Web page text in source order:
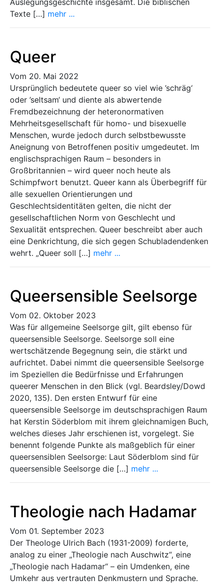
Texte […] mehr ...
Queer
Vom 20. Mai 2022
Ursprünglich bedeutete queer so viel wie ’schräg‘
oder ’seltsam‘ und diente als abwertende
Fremdbezeichnung der heteronormativen
Mehrheitsgesellschaft für homo- und bisexuelle
Menschen, wurde jedoch durch selbstbewusste
Aneignung von Betroffenen positiv umgedeutet. Im
englischsprachigen Raum – besonders in
Großbritannien – wird queer noch heute als
Schimpfwort benutzt. Queer kann als Überbegriff für
alle sexuellen Orientierungen und
Geschlechtsidentitäten gelten, die nicht der
gesellschaftlichen Norm von Geschlecht und
Sexualität entsprechen. Queer beschreibt aber auch
eine Denkrichtung, die sich gegen Schubladendenken
wehrt. „Queer soll […] mehr ...
Queersensible Seelsorge
Vom 02. Oktober 2023
Was für allgemeine Seelsorge gilt, gilt ebenso für
queersensible Seelsorge. Seelsorge soll eine
wertschätzende Begegnung sein, die stärkt und
aufrichtet. Dabei nimmt die queersensible Seelsorge
im Speziellen die Bedürfnisse und Erfahrungen
queerer Menschen in den Blick (vgl. Beardsley/Dowd
2020, 135). Den ersten Entwurf für eine
queersensible Seelsorge im deutschsprachigen Raum
hat Kerstin Söderblom mit ihrem gleichnamigen Buch,
welches dieses Jahr erschienen ist, vorgelegt. Sie
benennt folgende Punkte als maßgeblich für einer
queersensiblen Seelsorge: Laut Söderblom sind für
queersensible Seelsorge die […] mehr ...
Theologie nach Hadamar
Vom 01. September 2023
Der Theologe Ulrich Bach (1931-2009) forderte,
analog zu einer „Theologie nach Auschwitz“, eine
„Theologie nach Hadamar“ – ein Umdenken, eine
Umkehr aus vertrauten Denkmustern und Sprache.